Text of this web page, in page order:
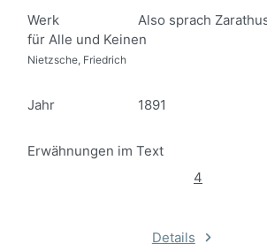
Werk
Also sprach
für Alle und Keinen
Nietzsche, Friedrich
Jahr 1891
Erwähnungen im Text
4
Details